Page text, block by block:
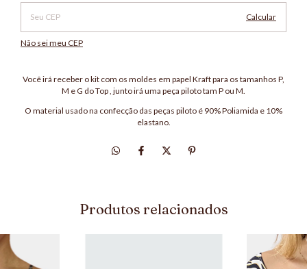
Calcular
Não sei meu CEP
Você irá receber o kit com os moldes em papel Kraft para os tamanhos P,
M e G do Top , junto irá uma peça piloto tam P ou M.
O material usado na confecção das peças piloto é 90% Poliamida e 10%
elastano.
Produtos relacionados